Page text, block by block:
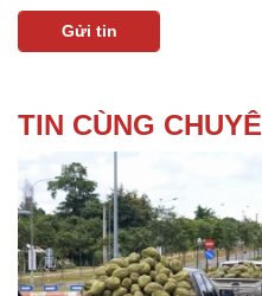
TIN CÙNG